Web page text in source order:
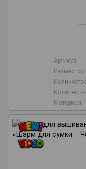
Артикул
Размер, см
Материал